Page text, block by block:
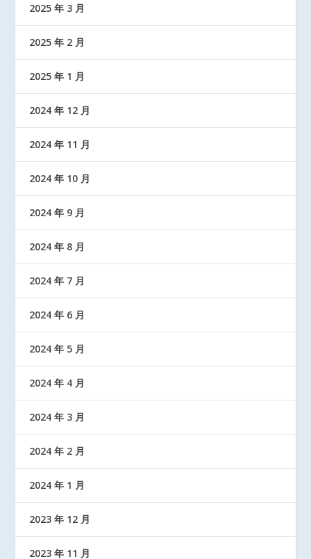
2025 年 3 月
2025 年 2 月
2025 年 1 月
2024 年 12 月
2024 年 11 月
2024 年 10 月
2024 年 9 月
2024 年 8 月
2024 年 7 月
2024 年 6 月
2024 年 5 月
2024 年 4 月
2024 年 3 月
2024 年 2 月
2024 年 1 月
2023 年 12 月
2023 年 11 月